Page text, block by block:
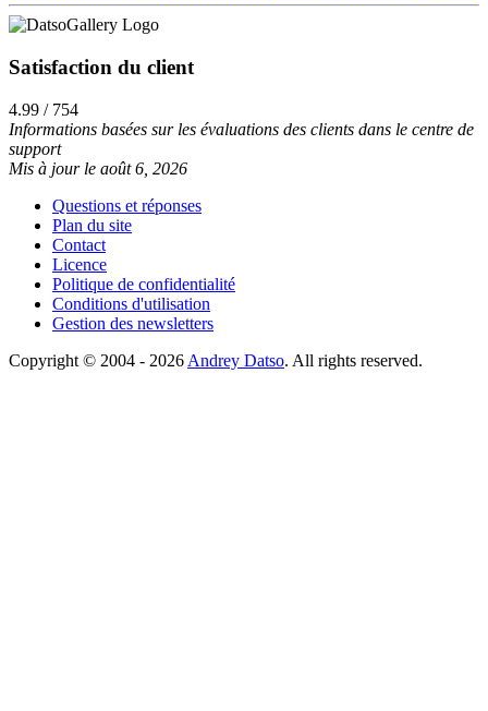
Satisfaction du client
4.99 / 754
Informations basées sur les évaluations des clients dans le centre de
support
Mis à jour le août 6, 2026
Questions et réponses
Plan du site
Contact
Licence
Politique de confidentialité
Conditions d'utilisation
Gestion des newsletters
Copyright © 2004 - 2026 Andrey Datso. All rights reserved.